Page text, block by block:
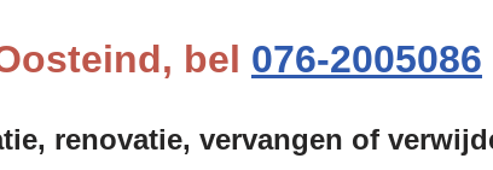
bel 076-2005086
renovatie, vervangen of